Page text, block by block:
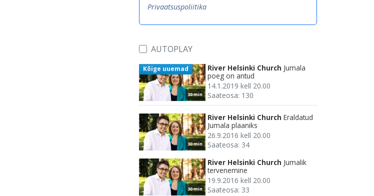
Privaatsuspoliitika
AUTOPLAY
30 min
Kõige uuemad River Helsinki Church Jumala
poeg on antud
14.1.2019 kell 20.00
Saateosa: 130
30 min
River Helsinki Church Eraldatud
Jumala plaaniks
26.9.2016 kell 20.00
Saateosa: 34
30 min
River Helsinki Church Jumalik
tervenemine
19.9.2016 kell 20.00
Saateosa: 33